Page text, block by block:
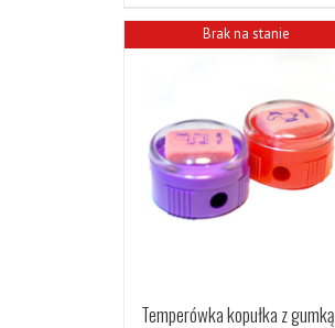
Brak na stanie
Temperówka kopułka z gumką